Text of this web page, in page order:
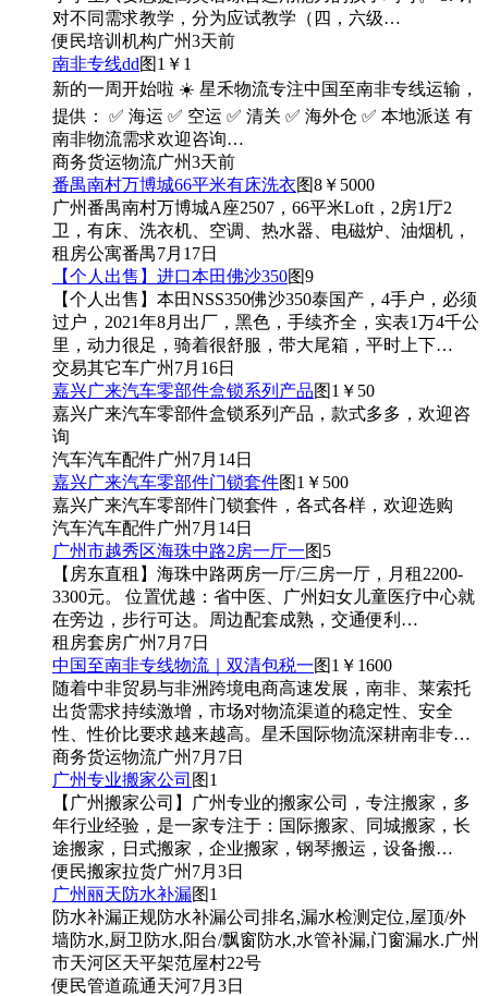
对不同需求教学，分为应试教学（四，六级…
便民培训机构广州3天前
南非专线dd图1 ￥1
新的一周开始啦 ☀️ 星禾物流专注中国至南非专线运输，
提供： ✅ 海运 ✅ 空运 ✅ 清关 ✅ 海外仓 ✅ 本地派送 有
南非物流需求欢迎咨询…
商务货运物流广州3天前
番禺南村万博城66平米有床洗衣图8 ￥5000
广州番禺南村万博城A座2507，66平米Loft，2房1厅2
卫，有床、洗衣机、空调、热水器、电磁炉、油烟机，
租房公寓番禺7月17日
【个人出售】进口本田佛沙350图9
【个人出售】本田NSS350佛沙350泰国产，4手户，必须
过户，2021年8月出厂，黑色，手续齐全，实表1万4千公
里，动力很足，骑着很舒服，带大尾箱，平时上下…
交易其它车广州 7月16日
嘉兴广来汽车零部件盒锁系列产品图1 ￥50
嘉兴广来汽车零部件盒锁系列产品，款式多多，欢迎咨
询
汽车汽车配件广州 7月14日
嘉兴广来汽车零部件门锁套件图1 ￥500
嘉兴广来汽车零部件门锁套件，各式各样，欢迎选购
汽车汽车配件广州 7月14日
广州市越秀区海珠中路2房一厅一图5
【房东直租】海珠中路两房一厅/三房一厅，月租2200-
3300元。 位置优越：省中医、广州妇女儿童医疗中心就
在旁边，步行可达。周边配套成熟，交通便利…
租房套房广州 7月7日
中国至南非专线物流｜双清包税一图1 ￥1600
随着中非贸易与非洲跨境电商高速发展，南非、莱索托
出货需求持续激增，市场对物流渠道的稳定性、安全
性、性价比要求越来越高。星禾国际物流深耕南非专…
商务货运物流广州 7月7日
广州专业搬家公司 图1
【广州搬家公司】广州专业的搬家公司，专注搬家，多
年行业经验，是一家专注于：国际搬家、同城搬家，长
途搬家，日式搬家，企业搬家，钢琴搬运，设备搬…
便民搬家拉货广州 7月3日
广州丽天防水补漏图1
防水补漏正规防水补漏公司排名,漏水检测定位,屋顶/外
墙防水,厨卫防水,阳台/飘窗防水,水管补漏,门窗漏水.广州
市天河区天平架范屋村22号
便民管道疏通天河7月3日